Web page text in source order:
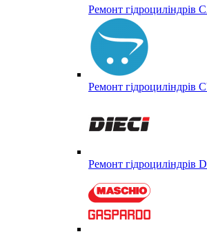
Ремонт гідроциліндрів
Ремонт гідроциліндрів
Ремонт гідроциліндрів